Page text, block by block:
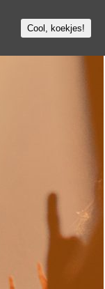
Cool, koekjes!